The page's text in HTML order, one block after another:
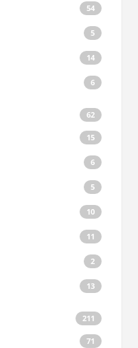
54
5
14
6
62
15
6
5
10
11
2
13
211
71